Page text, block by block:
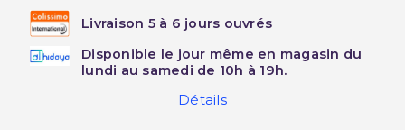
Livraison 5 à 6 jours ouvrés
Disponible le jour même en magasin du
lundi au samedi de 10h à 19h.
Détails